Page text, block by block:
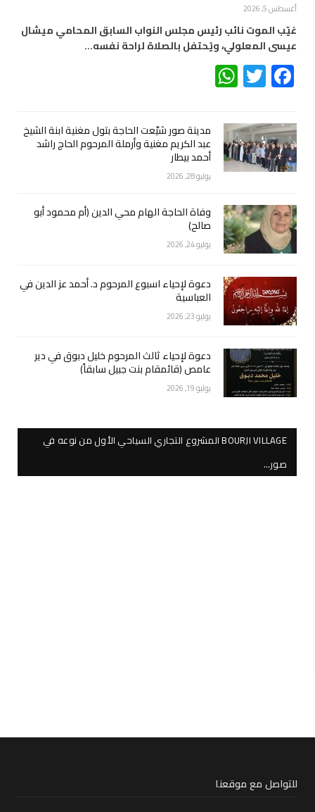
أغسطس 5, 2026
غيّب الموت نائب رئيس مجلس النواب السابق المحامي ميشال
عيسى المعلولي، ويُحتفل بالصلاة لراحة نفسه…
Facebook
Twitter
مدينة صور شيّعت الحاجة بتول مغنية ابنة الشيخ
عبد الكريم مغنية وأرملة المرحوم الحاج راشد
أحمد بيطار
يوليو 28, 2026
وفاة الحاجة الهام محي الدين (أم محمود أبو
صالح)
يوليو 24, 2026
دعوة لإحياء اسبوع المرحوم د. أحمد عز الدين في
العباسية
يوليو 23, 2026
دعوة لإحياء ثالث المرحوم خليل دبوق في دير
عامص (قائمقام بنت جبيل سابقاً)
يوليو 19, 2026
BOURJI VILLAGE المشروع التجاري السياحي الأول من نوعه في
صور…
للتواصل مع موقعنا